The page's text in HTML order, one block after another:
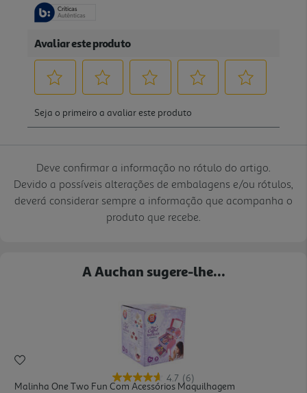
Deve confirmar a informação no rótulo do artigo.
Devido a possíveis alterações de embalagens e/ou rótulos,
deverá considerar sempre a informação que acompanha o
produto que recebe.
A Auchan sugere-lhe...
4.7 (6)
Malinha One Two Fun Com Acessórios Maquilhagem